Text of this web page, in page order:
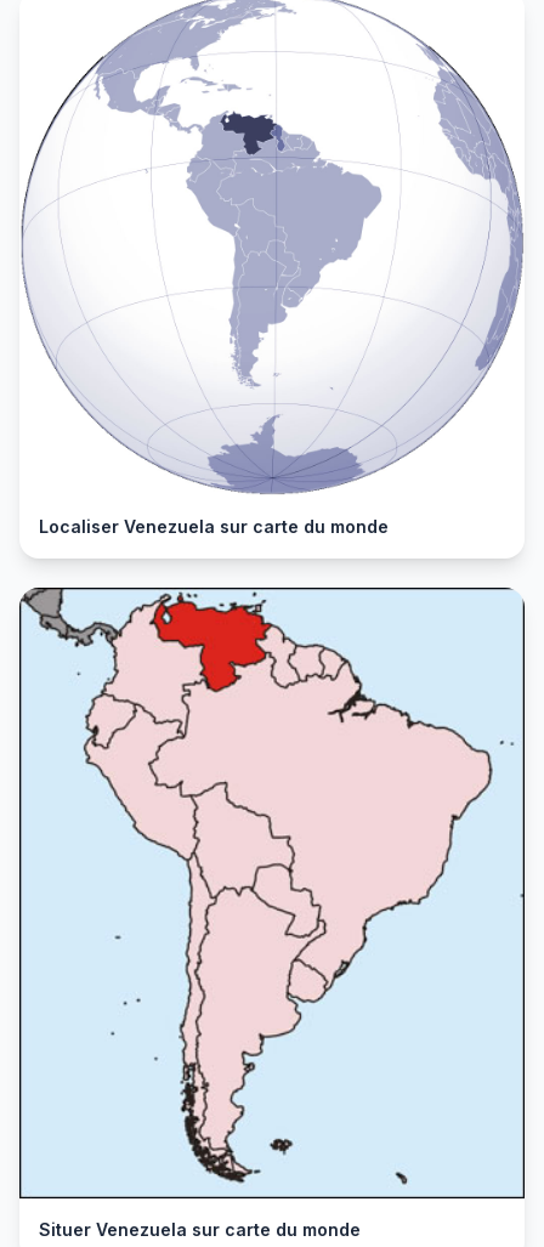
Localiser Venezuela sur carte du monde
Situer Venezuela sur carte du monde